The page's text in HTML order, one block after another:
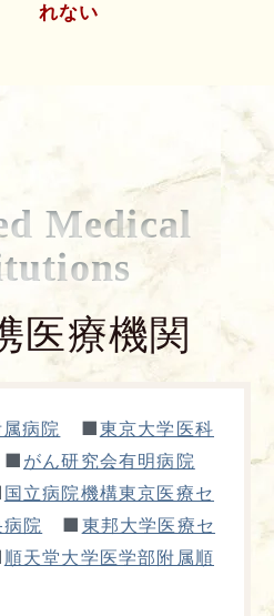
れない
Medical
医療機関
病院 ■東京大学医科
がん研究会有明病院
国立病院機構東京医療セ
院 ■ 東邦大学医療セ
順天堂大学医学部附属順